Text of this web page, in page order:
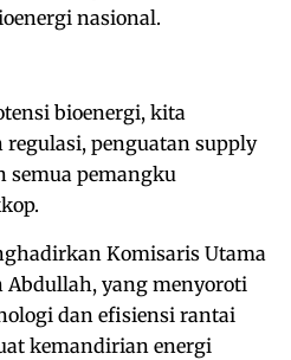
nasional.
bioenergi, kita
penguatan supply
semua pemangku
Komisaris Utama
Abdullah, yang menyoroti
dan efisiensi rantai
kemandirian energi